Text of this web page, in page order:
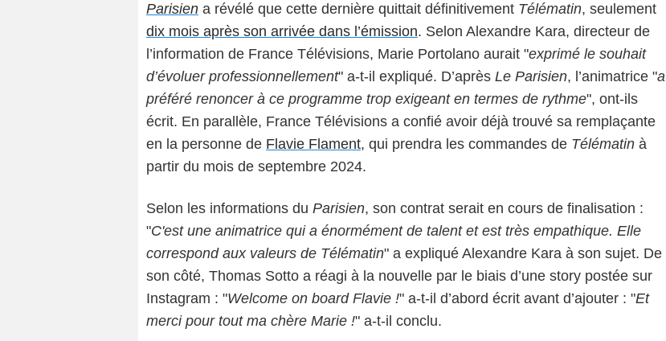
Parisien a révélé que cette dernière quittait définitivement Télématin, seulement
dix mois après son arrivée dans l’émission. Selon Alexandre Kara, directeur de
l’information de France Télévisions, Marie Portolano aurait "exprimé le souhait
d’évoluer professionnellement" a-t-il expliqué. D’après Le Parisien, l’animatrice "a
préféré renoncer à ce programme trop exigeant en termes de rythme", ont-ils
écrit. En parallèle, France Télévisions a confié avoir déjà trouvé sa remplaçante
en la personne de Flavie Flament, qui prendra les commandes de Télématin à
partir du mois de septembre 2024.
Selon les informations du Parisien, son contrat serait en cours de finalisation :
"C'est une animatrice qui a énormément de talent et est très empathique. Elle
correspond aux valeurs de Télématin" a expliqué Alexandre Kara à son sujet. De
son côté, Thomas Sotto a réagi à la nouvelle par le biais d’une story postée sur
Instagram : "Welcome on board Flavie !" a-t-il d’abord écrit avant d’ajouter : "Et
merci pour tout ma chère Marie !" a-t-il conclu.